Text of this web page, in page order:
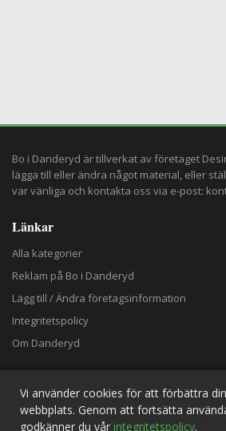
Bo i Danderyd är tillverkat av företaget
lägga till eller ändra något material, eller
var vänliga och kontakta oss via e-post:
Länkar
Alla kategorier
Reklam på Bo i Danderyd
Lägg till / Ändra företagsinformation
Integritetspolicy
Om Danderyd
Rekommenderas Även
250 besökare på vårens
maj 13, 2025
Vi använder cookies för att förbättra
webbplats. Genom att fortsätta
godkänner du vår integritetspolicy.